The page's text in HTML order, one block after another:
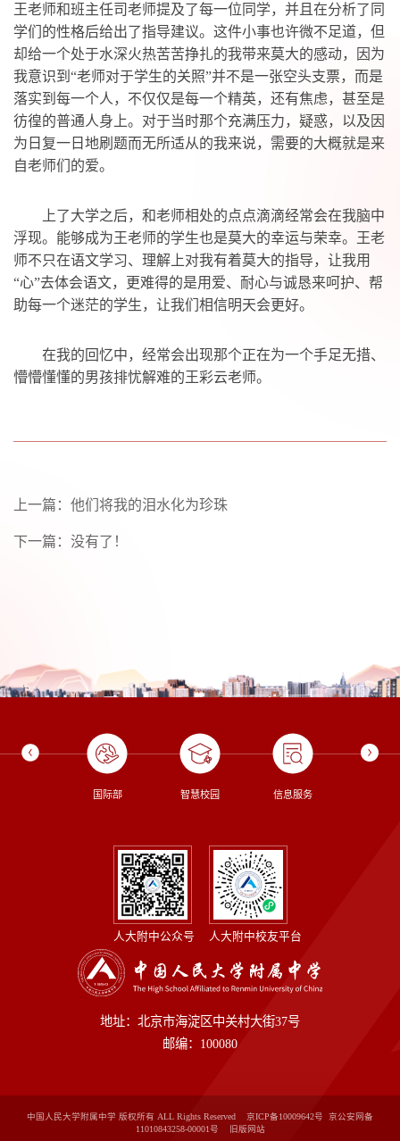
王老师和班主任司老师提及了每一位同学，并且在分析了同
学们的性格后给出了指导建议。这件小事也许微不足道，但
却给一个处于水深火热苦苦挣扎的我带来莫大的感动，因为
我意识到“老师对于学生的关照”并不是一张空头支票，而是
落实到每一个人，不仅仅是每一个精英，还有焦虑，甚至是
彷徨的普通人身上。对于当时那个充满压力，疑惑，以及因
为日复一日地刷题而无所适从的我来说，需要的大概就是来
自老师们的爱。
上了大学之后，和老师相处的点点滴滴经常会在我脑中
浮现。能够成为王老师的学生也是莫大的幸运与荣幸。王老
师不只在语文学习、理解上对我有着莫大的指导，让我用
“心”去体会语文，更难得的是用爱、耐心与诚恳来呵护、帮
助每一个迷茫的学生，让我们相信明天会更好。
在我的回忆中，经常会出现那个正在为一个手足无措、
懵懵懂懂的男孩排忧解难的王彩云老师。
上一篇： 他们将我的泪水化为珍珠
下一篇：没有了！
国际部 智慧校园 信息服务
人大附中公众号 人大附中校友平台
地址：北京市海淀区中关村大街37号
邮编：100080
中国人民大学附属中学 版权所有 ALL Rights Reserved 京ICP备10009642号 京公安网备
11010843258-00001号
旧版网站